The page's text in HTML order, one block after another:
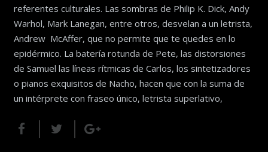
referentes culturales. Las sombras de Philip K. Dick, Andy
Warhol, Mark Lanegan, entre otros, desvelan a un letrista,
Andrew McAffer, que no permite que te quedes en lo
epidérmico. La batería rotunda de Pete, las distorsiones
de Samuel las líneas rítmicas de Carlos, los sintetizadores
o pianos exquisitos de Nacho, hacen que con la suma de
un intérprete con fraseo único, letrista superlativo,